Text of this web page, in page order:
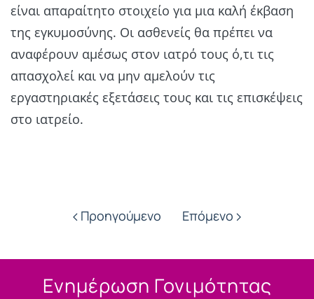
είναι απαραίτητο στοιχείο για μια καλή έκβαση
της εγκυμοσύνης. Οι ασθενείς θα πρέπει να
αναφέρουν αμέσως στον ιατρό τους ό,τι τις
απασχολεί και να μην αμελούν τις
εργαστηριακές εξετάσεις τους και τις επισκέψεις
στο ιατρείο.
Προηγούμενο Επόμενο
Ενημέρωση Γονιμότητας